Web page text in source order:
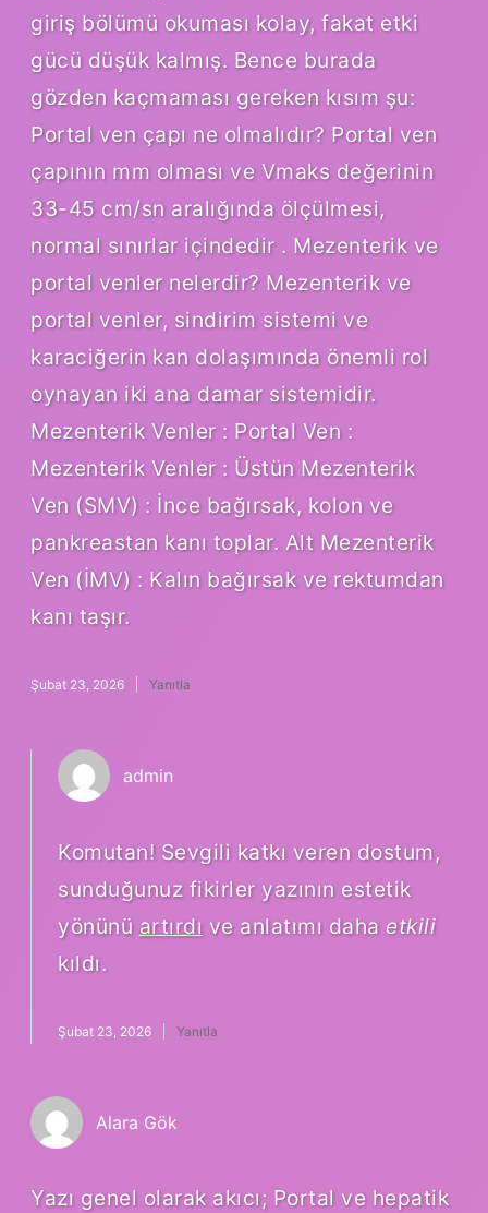
giriş bölümü okuması kolay, fakat etki
gücü düşük kalmış. Bence burada
gözden kaçmaması gereken kısım şu:
Portal ven çapı ne olmalıdır? Portal ven
çapının mm olması ve Vmaks değerinin
33-45 cm/sn aralığında ölçülmesi,
normal sınırlar içindedir . Mezenterik ve
portal venler nelerdir? Mezenterik ve
portal venler, sindirim sistemi ve
karaciğerin kan dolaşımında önemli rol
oynayan iki ana damar sistemidir.
Mezenterik Venler : Portal Ven :
Mezenterik Venler : Üstün Mezenterik
Ven (SMV) : İnce bağırsak, kolon ve
pankreastan kanı toplar. Alt Mezenterik
Ven (İMV) : Kalın bağırsak ve rektumdan
kanı taşır.
Şubat 23, 2026 Yanıtla
admin
Komutan! Sevgili katkı veren dostum,
sunduğunuz fikirler yazının estetik
yönünü artırdı ve anlatımı daha etkili
kıldı.
Şubat 23, 2026 Yanıtla
Alara Gök
Yazı genel olarak akıcı; Portal ve hepatik